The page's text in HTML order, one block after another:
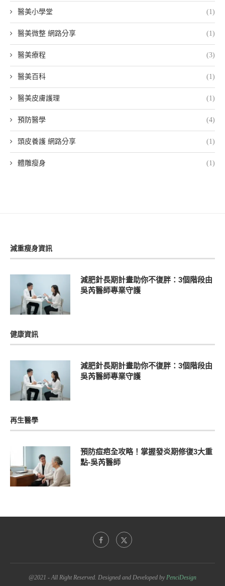
醫美小學堂 (1)
醫美微整 網路分享 (1)
醫美療程 (3)
醫美百科 (1)
醫美皮膚護理 (1)
預防醫學 (4)
頭皮養護 網路分享 (1)
體雕瘦身 (1)
減重瘦身資訊
減肥針長期計畫助你不復胖：3個階段由
吳芮醫師專業守護
健康資訊
減肥針長期計畫助你不復胖：3個階段由
吳芮醫師專業守護
再生醫學
預防痘疤全攻略！掌握發炎期修復3大重
點-吳芮醫師
@2021 - All Right Reserved. Designed and Developed byPenciDesign